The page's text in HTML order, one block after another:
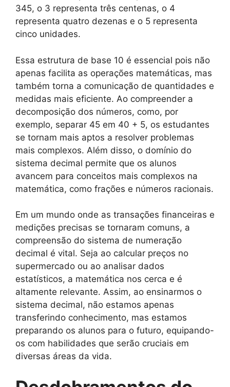
345, o 3 representa três centenas, o 4
representa quatro dezenas e o 5 representa
cinco unidades.
Essa estrutura de base 10 é essencial pois não
apenas facilita as operações matemáticas, mas
também torna a comunicação de quantidades e
medidas mais eficiente. Ao compreender a
decomposição dos números, como, por
exemplo, separar 45 em 40 + 5, os estudantes
se tornam mais aptos a resolver problemas
mais complexos. Além disso, o domínio do
sistema decimal permite que os alunos
avancem para conceitos mais complexos na
matemática, como frações e números racionais.
Em um mundo onde as transações financeiras e
medições precisas se tornaram comuns, a
compreensão do sistema de numeração
decimal é vital. Seja ao calcular preços no
supermercado ou ao analisar dados
estatísticos, a matemática nos cerca e é
altamente relevante. Assim, ao ensinarmos o
sistema decimal, não estamos apenas
transferindo conhecimento, mas estamos
preparando os alunos para o futuro, equipando-
os com habilidades que serão cruciais em
diversas áreas da vida.